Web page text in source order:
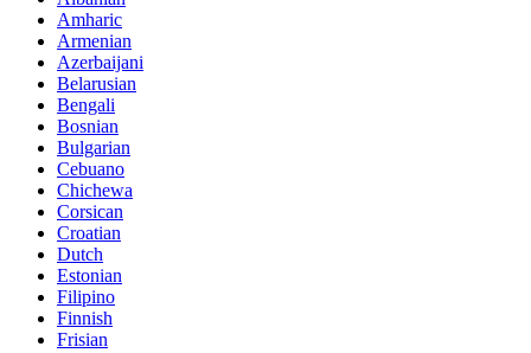
Amharic
Armenian
Azerbaijani
Belarusian
Bengali
Bosnian
Bulgarian
Cebuano
Chichewa
Corsican
Croatian
Dutch
Estonian
Filipino
Finnish
Frisian